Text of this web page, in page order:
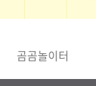
곰곰놀이터